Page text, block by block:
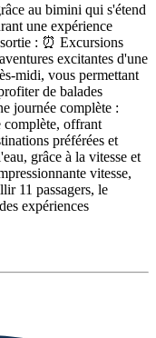
au bimini qui s'étend
une expérience
: ⏰ Excursions
excitantes d'une
midi, vous permettant
de balades
journée complète :
complète, offrant
préférées et
grâce à la vitesse et
vitesse,
11 passagers, le
expériences